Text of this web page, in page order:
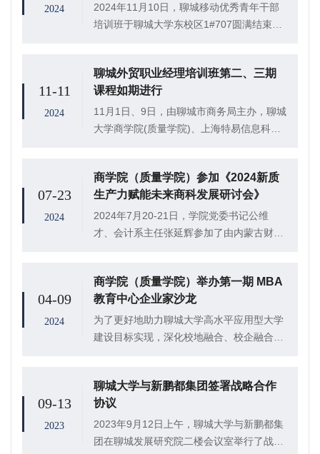
2024
2024年11月10日，聊城移动优秀青年干部
培训班于聊城大学东校区1#707圆满结束，
11-11
2024
聊城外贸职业经理培训班第二、三期
课程如期进行
11月1日、9日，由聊城市商务局主办，聊城
大学商学院(质量学院)、上海特易信息科技
为期五天，来自聊城八个县市区18家企业的
2...
07-23
2024
商学院（质量学院）参加《2024新质
生产力赋能未来商科发展研讨会》
2024年7月20-21日，学院党委书记公维
才、会计系主任张延辉参加了由内蒙古财经
会》
04-09
2024
商学院（质量学院）举办第一期 MBA
教育中心企业家沙龙
为了更好地助力聊城大学高水平应用型大学
建设目标实现，深化校地融合、校企融合，
展“1310工程”实施方案》《关于实施“MBA
企业...
09-13
2023
聊城大学与新鹏都集团签署战略合作
协议
2023年9月12日上午，聊城大学与新鹏都集
团在聊城发展研究院二楼会议室举行了战略